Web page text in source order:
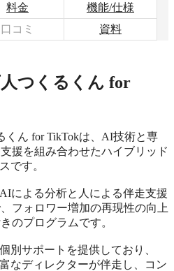
料金
機能/仕様
口コミ 資料
つくるくん for
くん for TikTokは、AI技術と専
援を組み合わせたハイブリッド
です。
による分析と人による伴走支援
フォロワー増加の再現性の向上
のプログラムです。
別サポートを提供しており、
なディレクターが伴走し、コン